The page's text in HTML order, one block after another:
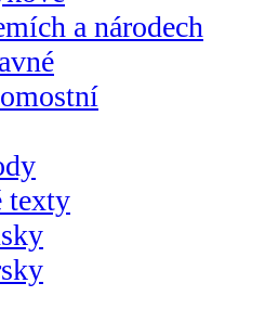
a národech
texty